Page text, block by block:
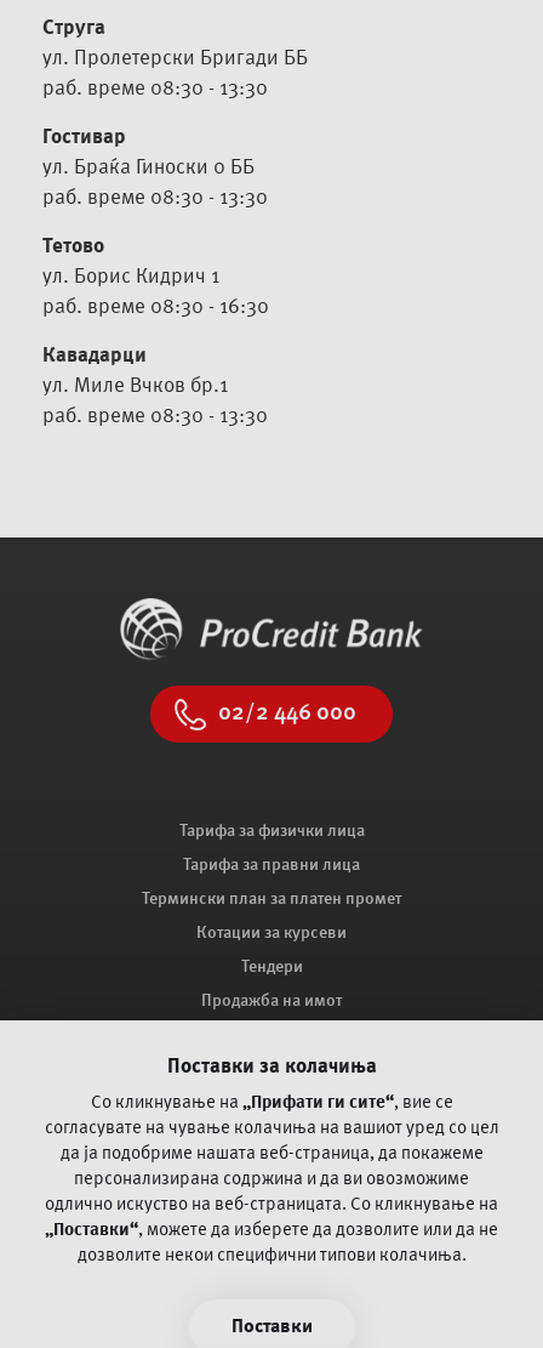
Струга
ул. Пролетерски Бригади ББ
раб. време 08:30 - 13:30
Гостивар
ул. Браќа Гиноски 0 ББ
раб. време 08:30 - 13:30
Тетово
ул. Борис Кидрич 1
раб. време 08:30 - 16:30
Кавадарци
ул. Миле Вчков бр.1
раб. време 08:30 - 13:30
02/2 446 000
Тарифа за физички лица
Тарифа за правни лица
Термински план за платен промет
Котации за курсеви
Тендери
Продажба на имот
Како ве заштитува ПроКредит Банка?
Поплака за оспорување на платежни трансакции со
картичка
Често поставувани прашања
Пофалби и поплаки
услуги и платни системи
Поставки за колачиња
Со кликнување на „Прифати ги сите“, вие се
согласувате на чување колачиња на вашиот уред со цел
да ја подобриме нашата веб-страница, да покажеме
персонализирана содржина и да ви овозможиме
одлично искуство на веб-страницата. Со кликнување на
„Поставки“, можете да изберете да дозволите или да не
дозволите некои специфични типови колачиња.
Поставки